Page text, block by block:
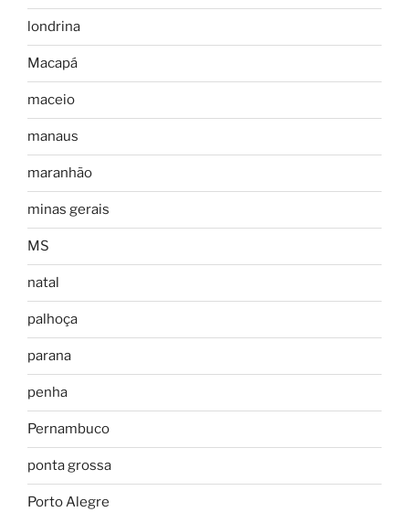
londrina
Macapá
maceio
manaus
maranhão
minas gerais
MS
natal
palhoça
parana
penha
Pernambuco
ponta grossa
Porto Alegre